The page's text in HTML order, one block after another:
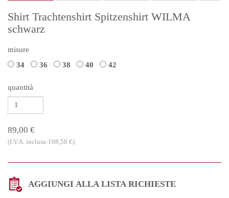
Shirt Trachtenshirt Spitzenshirt WILMA
schwarz
misure
34
36 38 40 42
quantità
89,00 €
(I.V.A. inclusa:108,58 €)
AGGIUNGI ALLA LISTA RICHIESTE